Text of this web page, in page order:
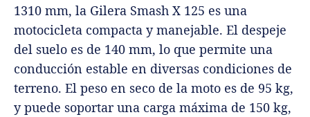
1310 mm, la Gilera Smash X 125 es una
motocicleta compacta y manejable. El despeje
del suelo es de 140 mm, lo que permite una
conducción estable en diversas condiciones de
terreno. El peso en seco de la moto es de 95 kg,
y puede soportar una carga máxima de 150 kg,